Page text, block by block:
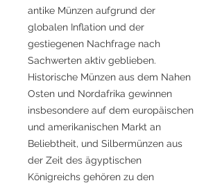
antike Münzen aufgrund der
globalen Inflation und der
gestiegenen Nachfrage nach
Sachwerten aktiv geblieben.
Historische Münzen aus dem Nahen
Osten und Nordafrika gewinnen
insbesondere auf dem europäischen
und amerikanischen Markt an
Beliebtheit, und Silbermünzen aus
der Zeit des ägyptischen
Königreichs gehören zu den